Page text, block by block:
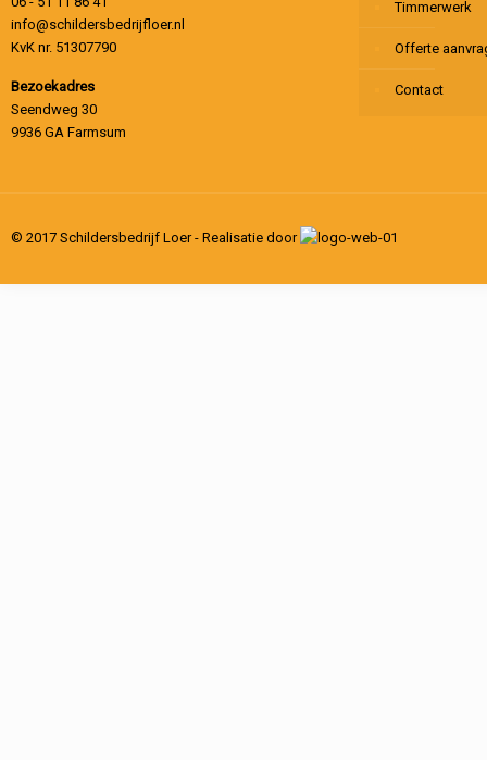
info@schildersbedrijfloer.nl
KvK nr. 51307790
Bezoekadres
Seendweg 30
9936 GA Farmsum
Timmerwerk
Offerte
Contact
© 2017 Schildersbedrijf Loer - Realisatie door